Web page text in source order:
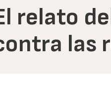
relato
las